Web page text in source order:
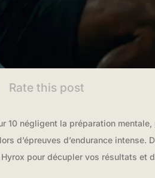
Rate this post
10 négligent la préparation
d’épreuves d’endurance
pour décupler vos résultats et